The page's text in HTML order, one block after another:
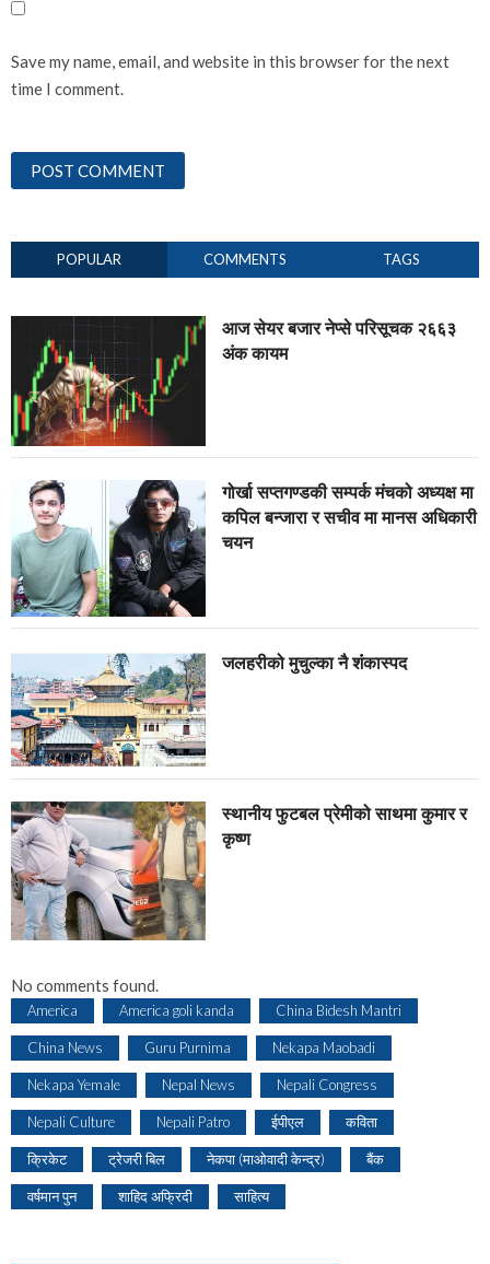
Save my name, email, and website in this browser for the next
time I comment.
POPULAR COMMENTS TAGS
आज सेयर बजार नेप्से परिसूचक २६६३
अंक कायम
गोर्खा सप्तगण्डकी सम्पर्क मंचको अध्यक्ष मा
कपिल बन्जारा र सचीव मा मानस अधिकारी
चयन
जलहरीको मुचुल्का नै शंंकास्पद
स्थानीय फुटबल प्रेमीको साथमा कुमार र
कृष्ण
No comments found.
America America goli kanda China Bidesh Mantri
China News Guru Purnima Nekapa Maobadi
Nekapa Yemale Nepal News Nepali Congress
Nepali Culture Nepali Patro ईपीएल कविता
क्रिकेट ट्रेजरी बिल नेकपा (माओवादी केन्द्र) बैंक
वर्षमान पुन शाहिद अफ्रिदी साहित्य